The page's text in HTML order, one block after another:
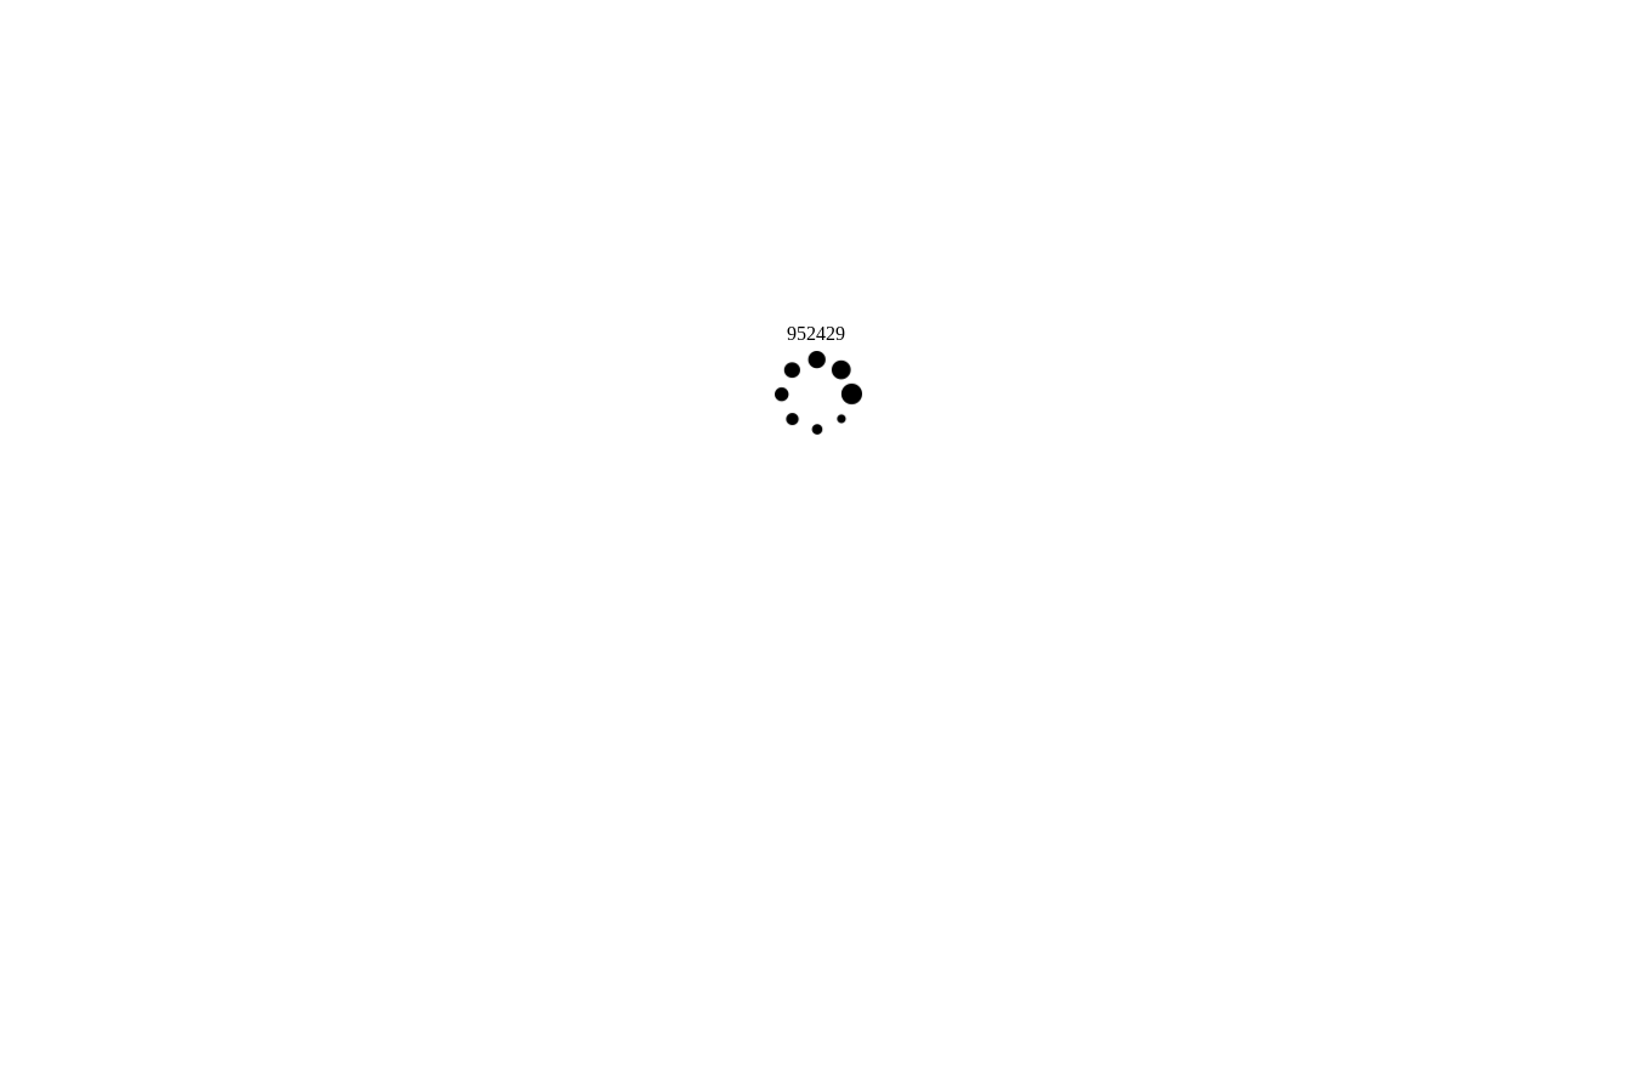
952429